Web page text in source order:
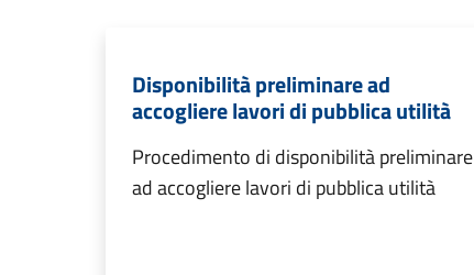
Disponibilità preliminare ad
accogliere lavori di pubblica utilità
Procedimento di disponibilità preliminare
ad accogliere lavori di pubblica utilità